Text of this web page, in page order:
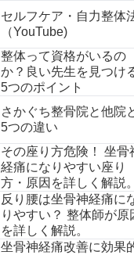
セルフケア・自力整体
（YouTube)
整体って資格がいるの
か？良い先生を見つけ
5つのポイント
さかぐち整骨院と他院
5つの違い
その座り方危険！ 坐骨
経痛になりやすい座り
方・原因を詳しく解説。
反り腰は坐骨神経痛に
りやすい？ 整体師が原
を詳しく解説。
坐骨神経痛改善に効果